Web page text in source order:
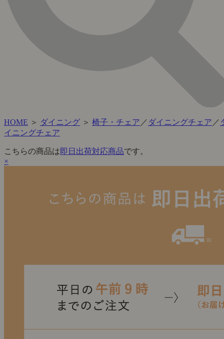
HOME ＞ ダイニング ＞ 椅子・チェア ／ ダイニングチェア ／
イニングチェア
こちらの商品は即日出荷対応商品です。
×